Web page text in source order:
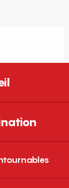
sur-